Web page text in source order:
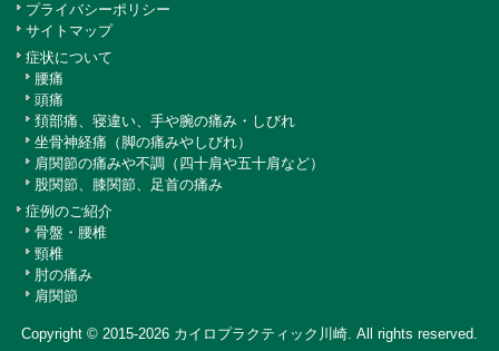
プライバシーポリシー
サイトマップ
症状について
腰痛
頭痛
頚部痛、寝違い、手や腕の痛み・しびれ
坐骨神経痛（脚の痛みやしびれ）
肩関節の痛みや不調（四十肩や五十肩など）
股関節、膝関節、足首の痛み
症例のご紹介
骨盤・腰椎
頸椎
肘の痛み
肩関節
Copyright © 2015-2026 カイロプラクティック川崎. All rights reserved.